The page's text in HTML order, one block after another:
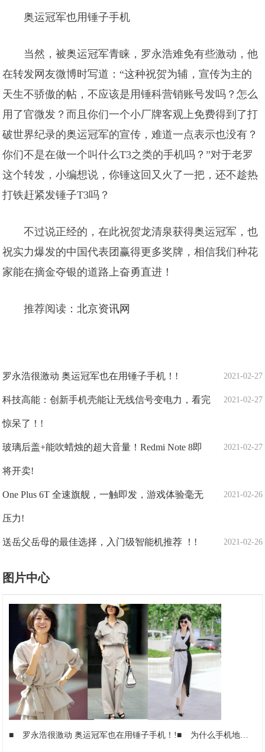
奥运冠军也用锤子手机
当然，被奥运冠军青睐，罗永浩难免有些激动，他
在转发网友微博时写道：“这种祝贺为辅，宣传为主的
天生不骄傲的帖，不应该是用锤科营销账号发吗？怎么
用了官微发？而且你们一个小厂牌客观上免费得到了打
破世界纪录的奥运冠军的宣传，难道一点表示也没有？
你们不是在做一个叫什么T3之类的手机吗？”对于老罗
这个转发，小编想说，你锤这回又火了一把，还不趁热
打铁赶紧发锤子T3吗？
不过说正经的，在此祝贺龙清泉获得奥运冠军，也
祝实力爆发的中国代表团赢得更多奖牌，相信我们种花
家能在摘金夺银的道路上奋勇直进！
推荐阅读：北京资讯网
2021-02-27
罗永浩很激动 奥运冠军也在用锤子手机！!
2021-02-27
科技高能：创新手机壳能让无线信号变电力，看完
惊呆了！!
2021-02-27
玻璃后盖+能吹蜡烛的超大音量！Redmi Note 8即
将开卖!
2021-02-26
One Plus 6T 全速旗舰，一触即发，游戏体验毫无
压力!
2021-02-26
送岳父岳母的最佳选择，入门级智能机推荐 ！!
图片中心
■ 罗永浩很激动 奥运冠军也在用锤子手机！!■ 为什么手机地图加载需要联网花费流量，而汽车导航不用？!